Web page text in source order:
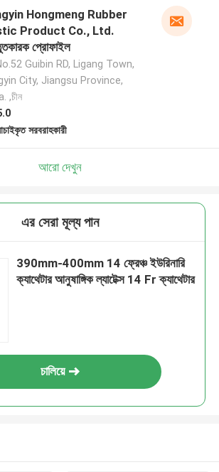
Hongmeng Rubber
Product Co., Ltd.
প্রোফাইল
Guibin RD, Ligang Town,
City, Jiangsu Province,
,চীন
সরবরাহকারী
আরো দেখুন
এর সেরা মূল্য পান
390mm-400mm 14 ফ্রেঞ্চ ইউরিনারি
ক্যাথেটার আনুষাঙ্গিক ল্যাটেক্স 14 Fr ক্যাথেটার
চালিয়ে